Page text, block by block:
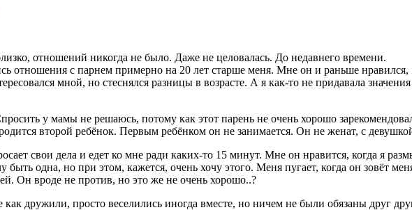
отношений никогда не было. Даже не целовалась. До недавнего времени.
отношения с парнем примерно на 20 лет старше меня. Мне он и раньше
мной, но стеснялся разницы в возрасте. А я как-то не придавала
у мамы не решаюсь, потому как этот парень не очень хорошо
второй ребёнок. Первым ребёнком он не занимается. Он не женат, с
свои дела и едет ко мне ради каких-то 15 минут. Мне он нравится, когда я
одна, но при этом, кажется, очень хочу этого. Меня пугает, когда он зовёт
Он вроде не против, но это же не очень хорошо..?
дружили, просто веселились иногда вместе, но ничем не были обязаны друг